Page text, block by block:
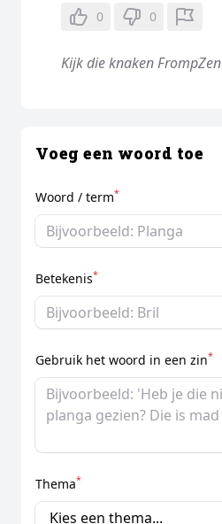
0 0
Kijk die knaken FrompZen
Voeg een woord toe
Woord / term*
Betekenis*
Gebruik het woord in een zin*
Thema*